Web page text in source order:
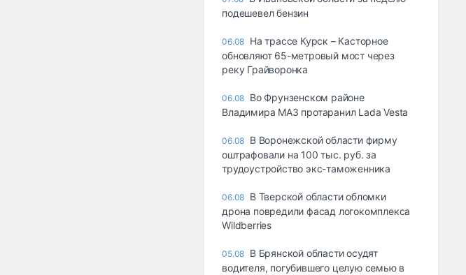
подешевел бензин
06.08 На трассе Курск – Касторное
обновляют 65-метровый мост через
реку Грайворонка
06.08 Во Фрунзенском районе
Владимира МАЗ протаранил Lada Vesta
06.08 В Воронежской области фирму
оштрафовали на 100 тыс. руб. за
трудоустройство экс-таможенника
06.08 В Тверской области обломки
дрона повредили фасад логокомплекса
Wildberries
05.08 В Брянской области осудят
водителя, погубившего целую семью в